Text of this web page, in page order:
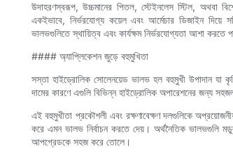
উদাহরণস্বরূপ, উচ্চমানের পিতল, স্টেইনলেস স্টিল, অথবা
একইভাবে, নির্ভরযোগ্য কয়েল এবং আর্মেচার ডিজাইন দিয়ে
ভালভগুলিতে স্থায়িত্ব এবং কার্যক্ষম নির্ভরযোগ্যতা আশা করতে
#### অ্যাপ্লিকেশন জুড়ে বহুমুখিতা
সস্তা হাইড্রোলিক সোলেনয়েড ভালভ হল বহুমুখী উপাদান যা
দামের কারণে এগুলি বিভিন্ন হাইড্রোলিক অপারেশনের জন্য
এই বহুমুখীতা প্রকৌশলী এবং রক্ষণাবেক্ষণ দলগুলিকে
করে এমন ভালভ নির্বাচন করতে দেয়। অর্থনৈতিক ভালভগুলি
আপগ্রেডকে সহজ করে তোলে।